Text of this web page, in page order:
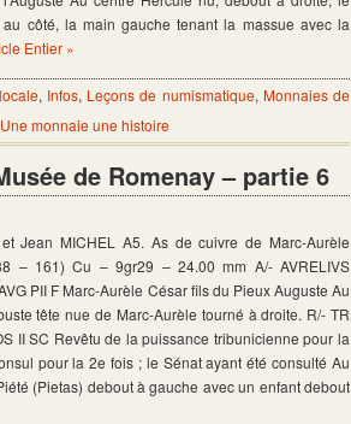
côté, la main gauche tenant la massue avec la
Entier »
, Infos, Leçons de numismatique, Monnaies de
Une monnaie une histoire
de Romenay – partie 6
Jean MICHEL A5. As de cuivre de Marc-Aurèle
– 161) Cu – 9gr29 – 24.00 mm A/- AVRELIVS
PII F Marc-Aurèle César fils du Pieux Auguste Au
tête nue de Marc-Aurèle tourné à droite. R/- TR
II SC Revêtu de la puissance tribunicienne pour la
pour la 2e fois ; le Sénat ayant été consulté Au
(Pietas) debout à gauche avec un enfant debout